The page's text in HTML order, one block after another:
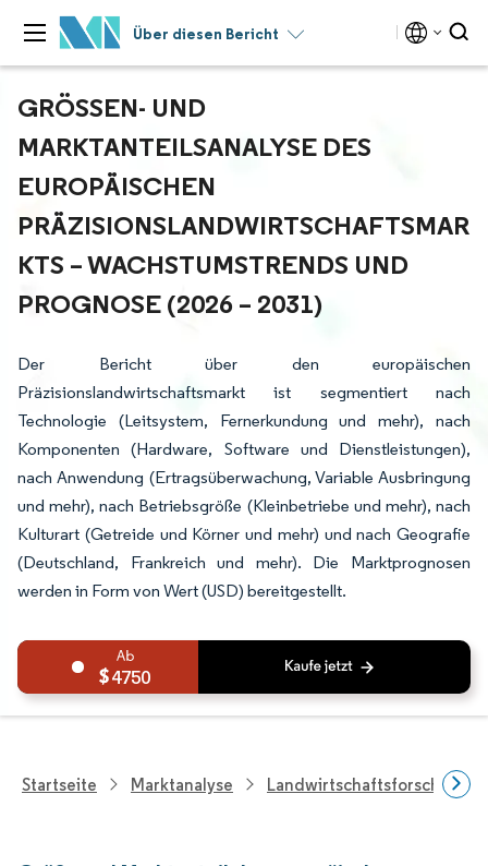
Über diesen Bericht
GRÖSSEN- UND M
ARKTANTEILSANALYSE DES E
UROPÄISCHEN P
RÄZISIONSLANDWIRTSCHAFTSMARK
TS – WACHSTUMSTRENDS UND P
ROGNOSE (2026 – 2031)
Der Bericht über den europäischen
Präzisionslandwirtschaftsmarkt ist segmentiert nach
Technologie (Leitsystem, Fernerkundung und mehr), nach
Komponenten (Hardware, Software und Dienstleistungen),
nach Anwendung (Ertragsüberwachung, Variable Ausbringung
und mehr), nach Betriebsgröße (Kleinbetriebe und mehr), nach
Kulturart (Getreide und Körner und mehr) und nach Geografie
(Deutschland, Frankreich und mehr). Die Marktprognosen
werden in Form von Wert (USD) bereitgestellt.
4750
Startseite Marktanalyse Landwirtschaftsforschung